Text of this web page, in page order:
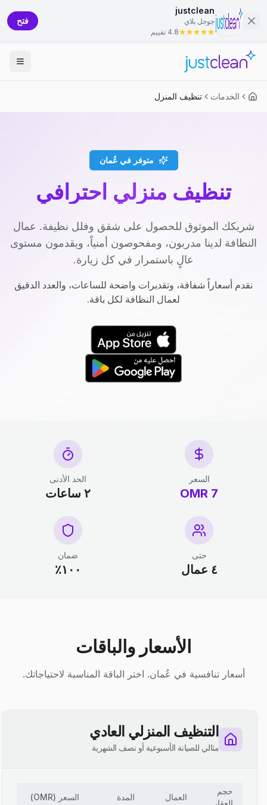
justclean
جوجل بلاي
4.8 تقييم
فتح
الخدمات تنظيف المنزل
متوفر في عُمان
تنظيف منزلي احترافي
شريكك الموثوق للحصول على شقق وفلل نظيفة. عمال
النظافة لدينا مدربون، ومفحوصون أمنياً، ويقدمون مستوى
عالٍ باستمرار في كل زيارة.
نقدم أسعاراً شفافة، وتقديرات واضحة للساعات، والعدد الدقيق
لعمال النظافة لكل باقة.
السعر
7 OMR
الحد الأدنى
٢ ساعات
حتى
٤ عمال
ضمان
١٠٠٪
الأسعار والباقات
أسعار تنافسية في عُمان. اختر الباقة المناسبة لاحتياجاتك.
التنظيف المنزلي العادي
مثالي للصيانة الأسبوعية أو نصف الشهرية
حجم
العقار
العمال المدة السعر (
OMR
)